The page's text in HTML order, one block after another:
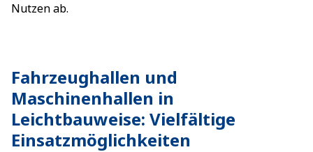
Nutzen ab.
Fahrzeughallen und
Maschinenhallen in
Leichtbauweise: Vielfältige
Einsatzmöglichkeiten